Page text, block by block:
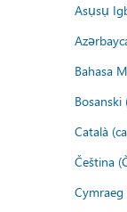
Asụsụ
Bahasa
Bosanski
Català
Čeština